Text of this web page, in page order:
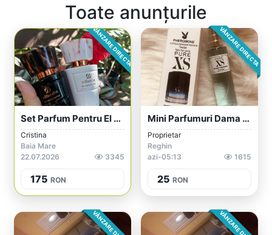
Toate anunțurile
VÂNZARE DIRECTA
Set Parfum Pentru El & Ea
Cristina
Baia Mare
22.07.2026
3345
175 RON
VÂNZARE DIRECTA
Mini Parfumuri Dama Bărbat
Proprietar
Reghin
azi-05:13
1615
25 RON